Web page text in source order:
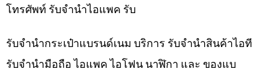
โทรศัพท์ รับจำนำไอแพค รับ
รับจำนำกระเป๋าแบรนด์เนม บริการ รับจำนำสินค้าไอที
รับจำนำมือถือ ไอแพค ไอโฟน นาฬิกา และ ของแบ